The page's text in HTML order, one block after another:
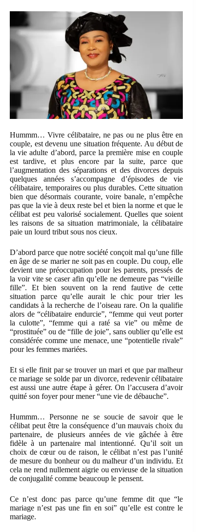
Hummm… Vivre célibataire, ne pas ou ne plus être en
couple, est devenu une situation fréquente. Au début de
la vie adulte d’abord, parce la première mise en couple
est tardive, et plus encore par la suite, parce que
l’augmentation des séparations et des divorces depuis
quelques années s’accompagne d’épisodes de vie
célibataire, temporaires ou plus durables. Cette situation
bien que désormais courante, voire banale, n’empêche
pas que la vie à deux reste bel et bien la norme et que le
célibat est peu valorisé socialement. Quelles que soient
les raisons de sa situation matrimoniale, la célibataire
paie un lourd tribut sous nos cieux.
D’abord parce que notre société conçoit mal qu’une fille
en âge de se marier ne soit pas en couple. Du coup, elle
devient une préoccupation pour les parents, pressés de
la voir vite se caser afin qu’elle ne demeure pas “vieille
fille”. Et bien souvent on la rend fautive de cette
situation parce qu’elle aurait le chic pour trier les
candidats à la recherche de l’oiseau rare. On la qualifie
alors de “célibataire endurcie”, “femme qui veut porter
la culotte”, “femme qui a raté sa vie” ou même de
“prostituée” ou de “fille de joie”, sans oublier qu’elle est
considérée comme une menace, une “potentielle rivale”
pour les femmes mariées.
Et si elle finit par se trouver un mari et que par malheur
ce mariage se solde par un divorce, redevenir célibataire
est aussi une autre étape à gérer. On l’accusera d’avoir
quitté son foyer pour mener “une vie de débauche”.
Hummm… Personne ne se soucie de savoir que le
célibat peut être la conséquence d’un mauvais choix du
partenaire, de plusieurs années de vie gâchée à être
fidèle à un partenaire mal intentionné. Qu’il soit un
choix de cœur ou de raison, le célibat n’est pas l’unité
de mesure du bonheur ou du malheur d’un individu. Et
cela ne rend nullement aigrie ou envieuse de la situation
de conjugalité comme beaucoup le pensent.
Ce n’est donc pas parce qu’une femme dit que “le
mariage n’est pas une fin en soi” qu’elle est contre le
mariage.